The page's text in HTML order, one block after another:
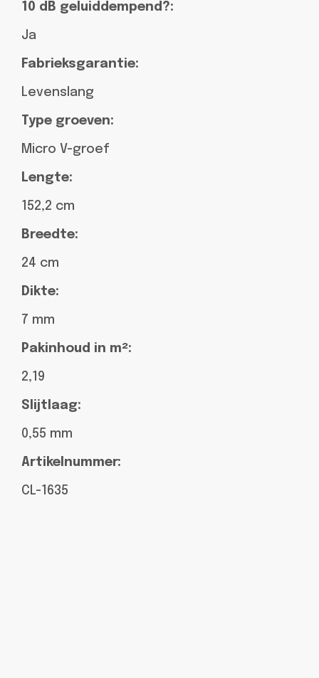
10 dB geluiddempend?:
Ja
Fabrieksgarantie:
Levenslang
Type groeven:
Micro V-groef
Lengte:
152,2 cm
Breedte:
24 cm
Dikte:
7 mm
Pakinhoud in m²:
2,19
Slijtlaag:
0,55 mm
Artikelnummer:
CL-1635